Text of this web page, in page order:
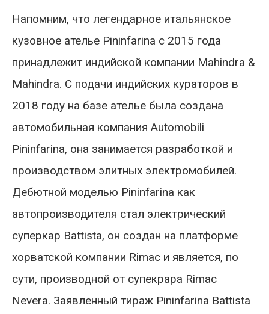
Напомним, что легендарное итальянское
кузовное ателье Pininfarina с 2015 года
принадлежит индийской компании Mahindra &
Mahindra. С подачи индийских кураторов в
2018 году на базе ателье была создана
автомобильная компания Automobili
Pininfarina, она занимается разработкой и
производством элитных электромобилей.
Дебютной моделью Pininfarina как
автопроизводителя стал электрический
суперкар Battista, он создан на платформе
хорватской компании Rimac и является, по
сути, производной от супекрара Rimac
Nevera. Заявленный тираж Pininfarina Battista